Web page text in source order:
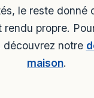
le reste donné
rendu propre.
découvrez notre
maison.